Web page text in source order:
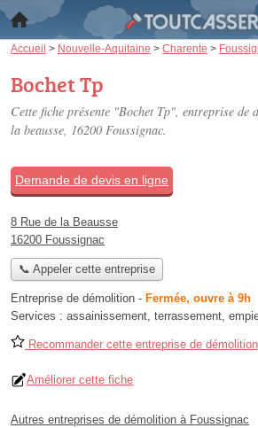
Accueil > Nouvelle-Aquitaine > Charente >
Bochet Tp
Cette fiche présente "Bochet Tp", entreprise de
la beausse, 16200 Foussignac.
Demande de devis en ligne
8 Rue de la Beausse
16200 Foussignac
📞 Appeler cette entreprise
Entreprise de démolition - Fermée, ouvre à 9h
Services : assainissement, terrassement,
Recommander cette entreprise de démolition
Améliorer cette fiche
Autres entreprises de démolition à Foussignac